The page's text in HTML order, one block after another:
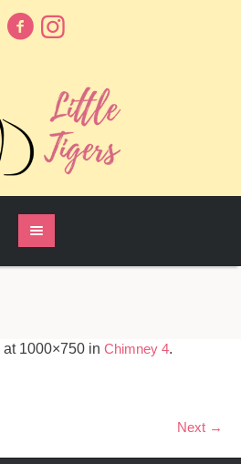
at 1000×750 in Chimney 4.
Next →